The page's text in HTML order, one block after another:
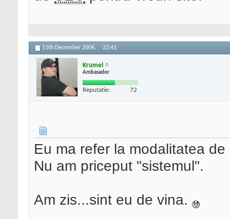
11th December 2006, 22:41
Krumel
Ambasador
Reputatie: 72
Eu ma refer la modalitatea
Nu am priceput "sistemul".
Am zis...sint eu de vina.